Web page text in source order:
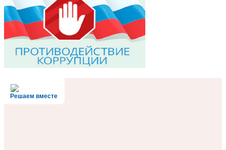
Решаем вместе